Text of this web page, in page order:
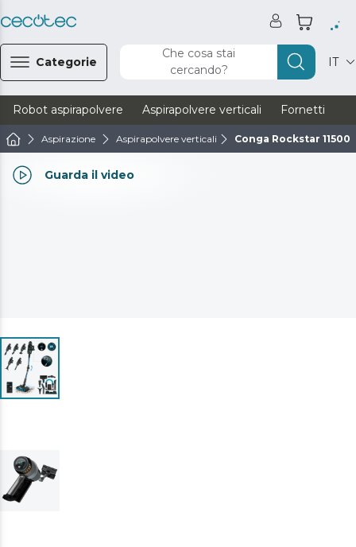
Categorie
Che cosa stai
cercando?
IT
Robot aspirapolvere Aspirapolvere verticali Fornetti
Aspirazione Aspirapolvere verticali Conga Rockstar
Guarda il video